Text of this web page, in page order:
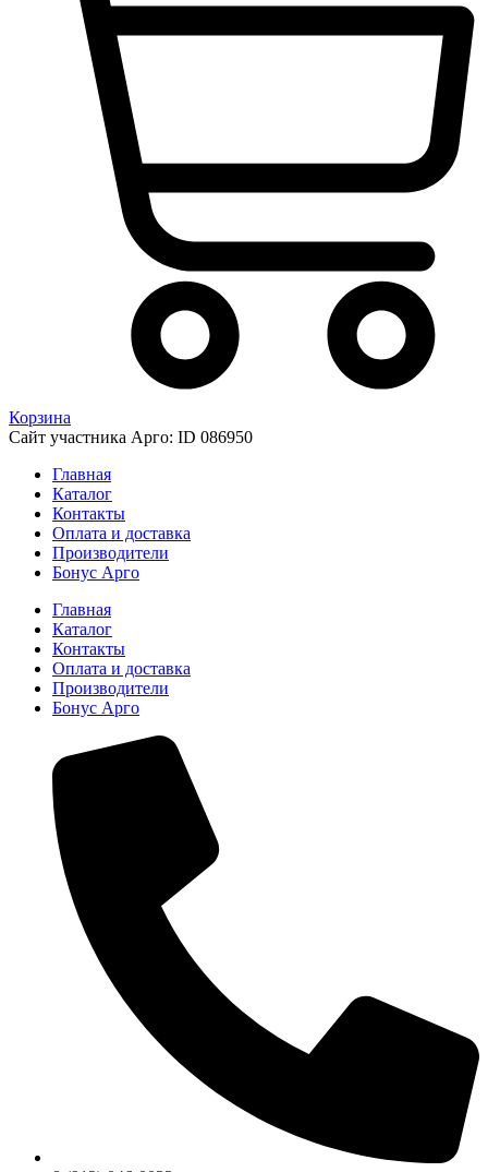
Корзина
Сайт участника Арго: ID 086950
Главная
Каталог
Контакты
Оплата и доставка
Производители
Бонус Арго
Главная
Каталог
Контакты
Оплата и доставка
Производители
Бонус Арго